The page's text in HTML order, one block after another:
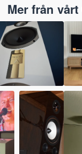
Mer från